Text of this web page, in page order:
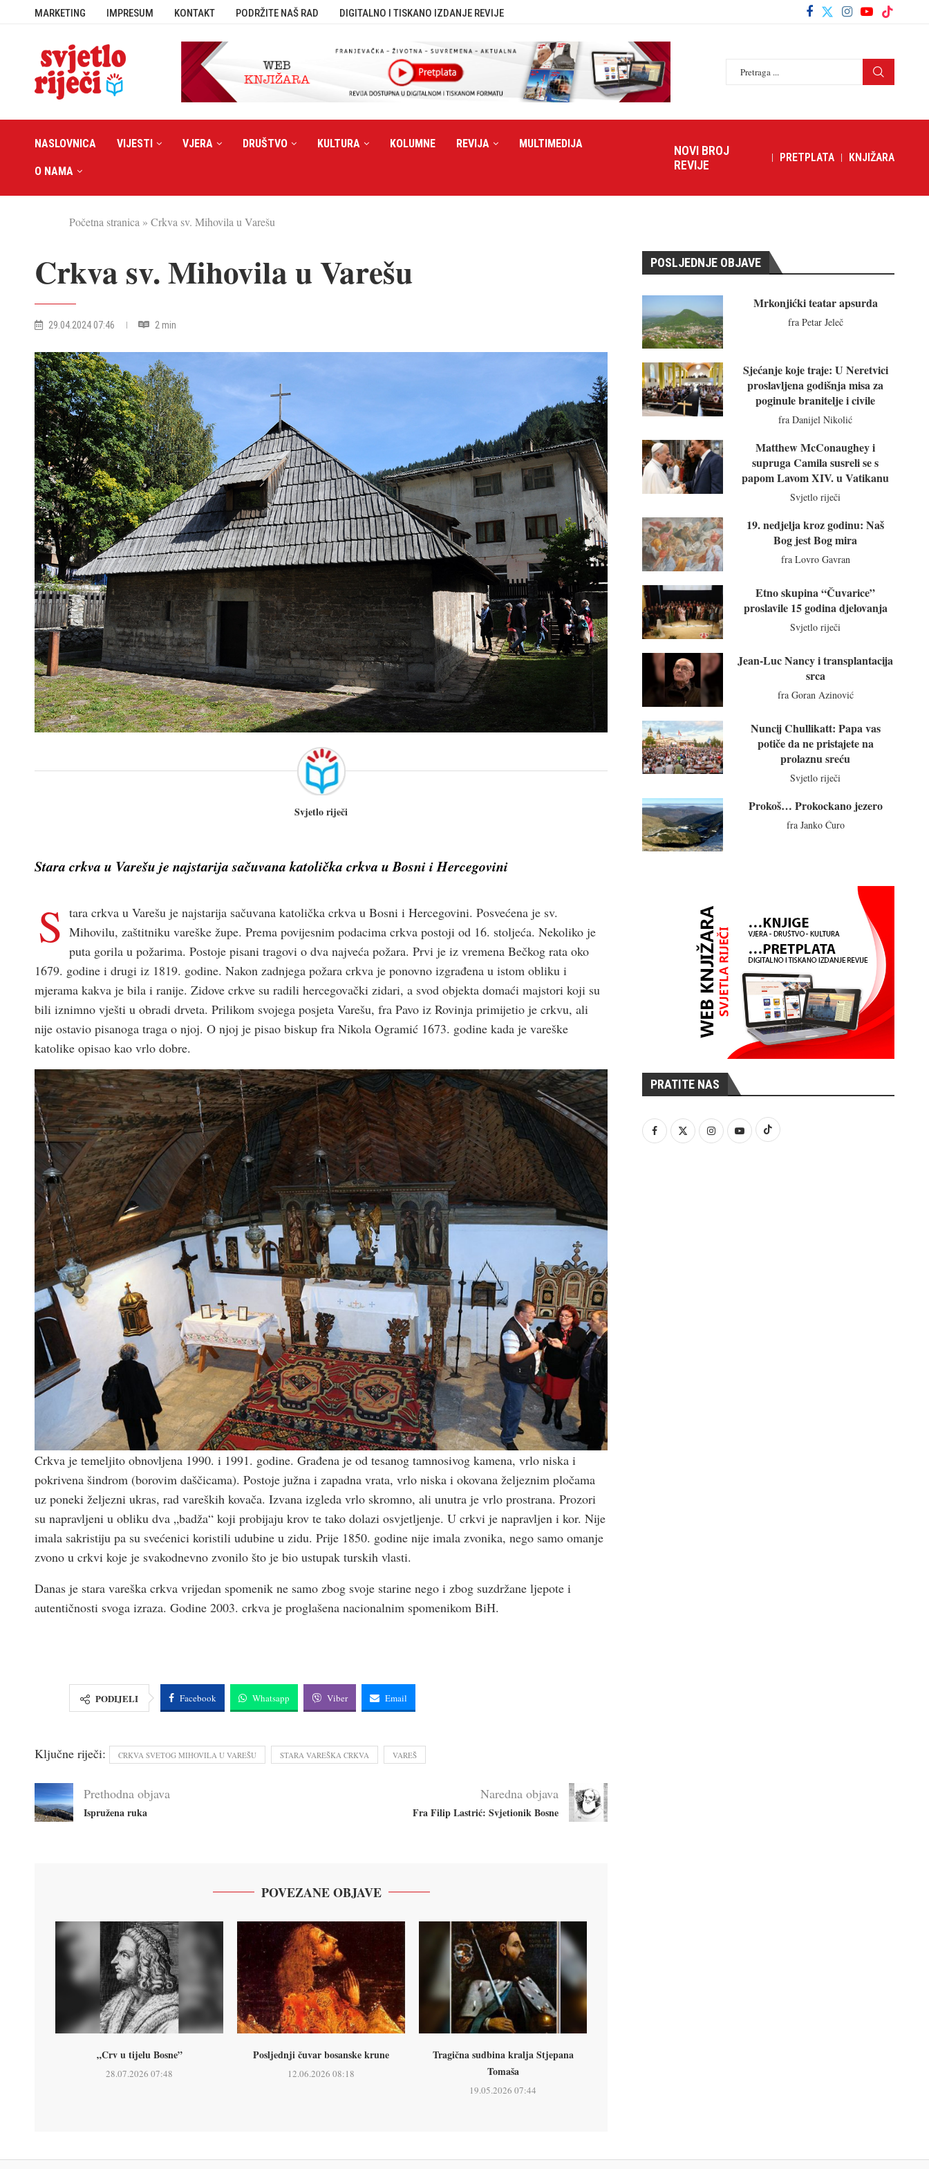
MARKETING IMPRESUM KONTAKT PODRŽITE NAŠ RAD DIGITALNO I TISKANO IZDANJE REVIJE
NASLOVNICA VIJESTI VJERA DRUŠTVO KULTURA KOLUMNE REVIJA MULTIMEDIJA
O NAMA
NOVI BROJ
REVIJE
PRETPLATA KNJIŽARA
Početna stranica » Crkva sv. Mihovila u Varešu
Crkva sv. Mihovila u Varešu
29.04.2024 07:46 2 min
Svjetlo riječi
Stara crkva u Varešu je najstarija sačuvana katolička crkva u Bosni i Hercegovini
S tara crkva u Varešu je najstarija sačuvana katolička crkva u Bosni i Hercegovini. Posvećena je sv.
Mihovilu, zaštitniku vareške župe. Prema povijesnim podacima crkva postoji od 16. stoljeća. Nekoliko je
puta gorila u požarima. Postoje pisani tragovi o dva najveća požara. Prvi je iz vremena Bečkog rata oko
1679. godine i drugi iz 1819. godine. Nakon zadnjega požara crkva je ponovno izgrađena u istom obliku i
mjerama kakva je bila i ranije. Zidove crkve su radili hercegovački zidari, a svod objekta domaći majstori koji su
bili iznimno vješti u obradi drveta. Prilikom svojega posjeta Varešu, fra Pavo iz Rovinja primijetio je crkvu, ali
nije ostavio pisanoga traga o njoj. O njoj je pisao biskup fra Nikola Ogramić 1673. godine kada je vareške
katolike opisao kao vrlo dobre.
Crkva je temeljito obnovljena 1990. i 1991. godine. Građena je od tesanog tamnosivog kamena, vrlo niska i
pokrivena šindrom (borovim daščicama). Postoje južna i zapadna vrata, vrlo niska i okovana željeznim pločama
uz poneki željezni ukras, rad vareških kovača. Izvana izgleda vrlo skromno, ali unutra je vrlo prostrana. Prozori
su napravljeni u obliku dva „badža“ koji probijaju krov te tako dolazi osvjetljenje. U crkvi je napravljen i kor. Nije
imala sakristiju pa su svećenici koristili udubine u zidu. Prije 1850. godine nije imala zvonika, nego samo omanje
zvono u crkvi koje je svakodnevno zvonilo što je bio ustupak turskih vlasti.
Danas je stara vareška crkva vrijedan spomenik ne samo zbog svoje starine nego i zbog suzdržane ljepote i
autentičnosti svoga izraza. Godine 2003. crkva je proglašena nacionalnim spomenikom BiH.
PODIJELI Facebook Whatsapp Viber Email
Ključne riječi: CRKVA SVETOG MIHOVILA U VAREŠU STARA VAREŠKA CRKVA VAREŠ
Prethodna objava
Ispružena ruka
Naredna objava
Fra Filip Lastrić: Svjetionik Bosne
POVEZANE OBJAVE
„Crv u tijelu Bosne”
28.07.2026 07:48
Posljednji čuvar bosanske krune
12.06.2026 08:18
Tragična sudbina kralja Stjepana
Tomaša
19.05.2026 07:44
POSLJEDNJE OBJAVE
Mrkonjićki teatar apsurda
fra Petar Jeleč
Sjećanje koje traje: U Neretvici
proslavljena godišnja misa za
poginule branitelje i civile
fra Danijel Nikolić
Matthew McConaughey i
supruga Camila susreli se s
papom Lavom XIV. u Vatikanu
Svjetlo riječi
19. nedjelja kroz godinu: Naš
Bog jest Bog mira
fra Lovro Gavran
Etno skupina “Čuvarice”
proslavile 15 godina djelovanja
Svjetlo riječi
Jean-Luc Nancy i transplantacija
srca
fra Goran Azinović
Nuncij Chullikatt: Papa vas
potiče da ne pristajete na
prolaznu sreću
Svjetlo riječi
Prokoš… Prokockano jezero
fra Janko Ćuro
PRATITE NAS